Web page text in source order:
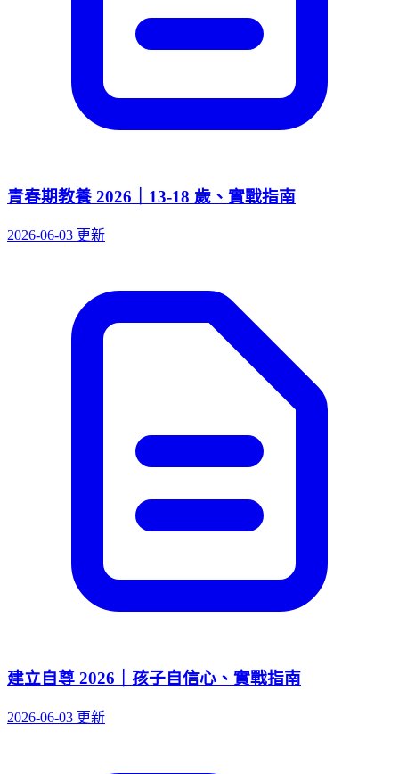
青春期教養 2026｜13-18 歲、實戰指南
2026-06-03 更新
建立自尊 2026｜孩子自信心、實戰指南
2026-06-03 更新